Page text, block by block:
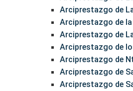
Arciprestazgo de
Arciprestazgo de la
Arciprestazgo de
Arciprestazgo de
Arciprestazgo de
Arciprestazgo de
Arciprestazgo de